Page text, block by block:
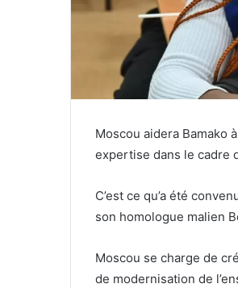
Moscou aidera Bamako
expertise dans le cadre
C’est ce qu’a été
son homologue malien
Moscou se charge de
de modernisation de